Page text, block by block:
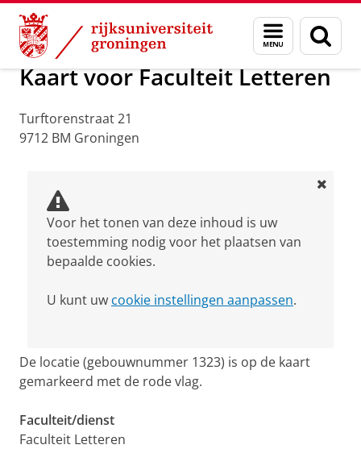
Skip
Content
Skip
Navigation
Menu
en
zoeken
Over ons Praktische zaken Waar vindt u ons
Kaart voor Faculteit Letteren
Turftorenstraat 21
9712 BM Groningen
Voor het tonen van deze inhoud is uw
toestemming nodig voor het plaatsen van
bepaalde cookies.
U kunt uw cookie instellingen aanpassen.
De locatie (gebouwnummer 1323) is op de kaart
gemarkeerd met de rode vlag.
Faculteit/dienst
Faculteit Letteren